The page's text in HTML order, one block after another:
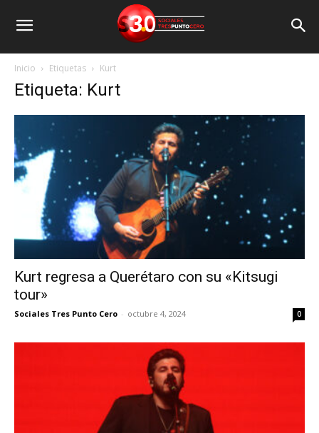
Inicio Etiquetas Kurt
Etiqueta: Kurt
Kurt regresa a Querétaro con su «Kitsugi
tour»
Sociales Tres Punto Cero - octubre 4, 2024 0